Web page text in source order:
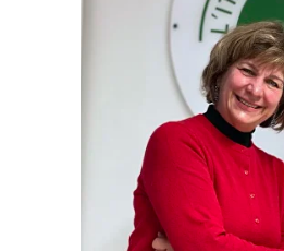
35 anni di esperienza
"La lingua apre le porte a
autentiche, conversazioni